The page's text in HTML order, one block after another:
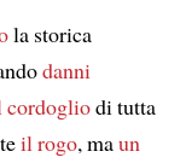
la storica
danni
cordogliodi tutta
il rogo, maun